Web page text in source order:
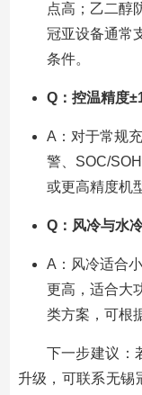
点高；乙二醇
冠亚设备通常
条件。
Q：控温精度
A：对于常规
警、SOC/
或更高精度机
Q：风冷与水
A：风冷适合
更高，适合大
类方案，可根
下一步建议
升级，可联系无锡